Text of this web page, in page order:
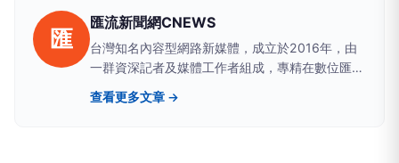
匯
匯流新聞網CNEWS
台灣知名內容型網路新媒體，成立於2016年，由
一群資深記者及媒體工作者組成，專精在數位匯
流、醫藥生活、網路科技、政治民調、新能源及金
融財經等領域。新聞擴散平台包括雅虎、google
查看更多文章 →